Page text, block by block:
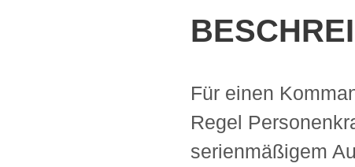
Für einen
Regel
serienmäßigem